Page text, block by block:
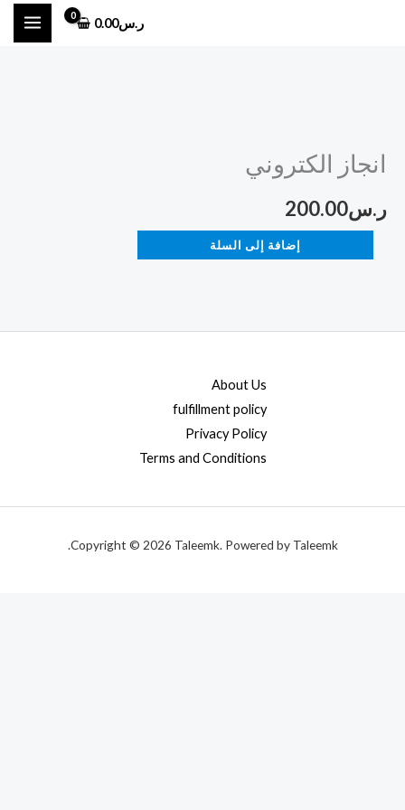
ر.س0.00
انجاز الكتروني
ر.س200.00
الكتروني
إضافة إلى السلة
About Us
fulfillment policy
Privacy Policy
Terms and Conditions
Copyright © 2026 Taleemk. Powered by Taleemk.